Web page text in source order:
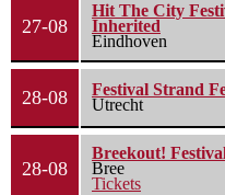
27-08
Hit The City
Inherited
Eindhoven
28-08
Festival Strand
Utrecht
28-08
Breekout!
Bree
Tickets